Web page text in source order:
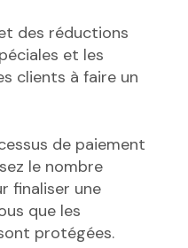
des réductions
et les
clients à faire un
de paiement
le nombre
finaliser une
que les
protégées.